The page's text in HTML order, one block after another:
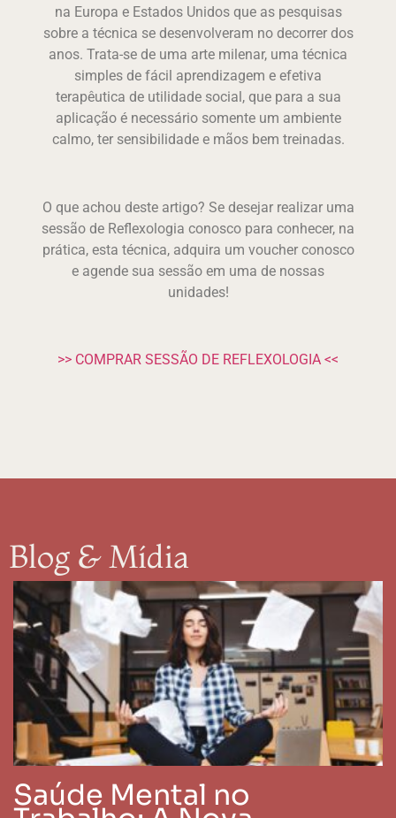
na Europa e Estados Unidos que as pesquisas
sobre a técnica se desenvolveram no decorrer dos
anos. Trata-se de uma arte milenar, uma técnica
simples de fácil aprendizagem e efetiva
terapêutica de utilidade social, que para a sua
aplicação é necessário somente um ambiente
calmo, ter sensibilidade e mãos bem treinadas.
O que achou deste artigo? Se desejar realizar uma
sessão de Reflexologia conosco para conhecer, na
prática, esta técnica, adquira um voucher conosco
e agende sua sessão em uma de nossas
unidades!
>> COMPRAR SESSÃO DE REFLEXOLOGIA <<
Blog & Mídia
Saúde Mental no